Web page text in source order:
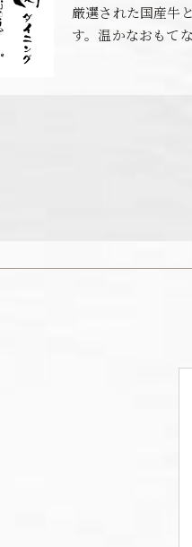
厳選された国産牛
す。温かなおもて